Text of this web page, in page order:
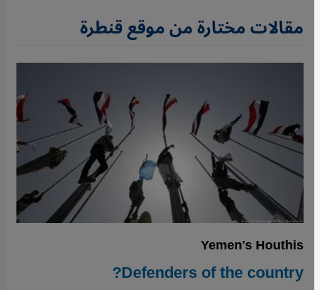
مقالات مختارة من موقع قنطرة
Yemen′s Houthis
Defenders of the country?